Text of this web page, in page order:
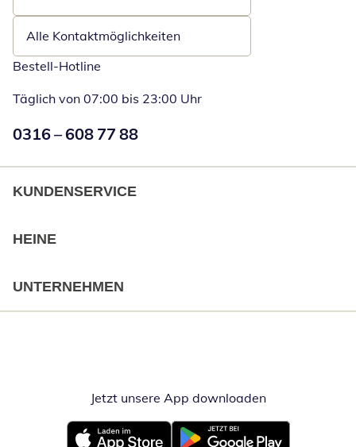
Alle Kontaktmöglichkeiten
Bestell-Hotline
Täglich von 07:00 bis 23:00 Uhr
Numéro de téléphone:
0316 – 608 77 88
KUNDENSERVICE
HEINE
UNTERNEHMEN
Jetzt unsere App downloadenÖffnet in